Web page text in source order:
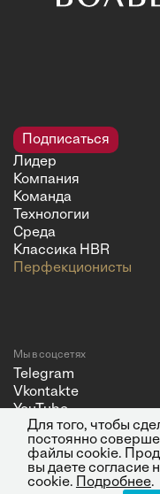
Подписаться
Лидер
Компания
Команда
Технологии
Среда
Классика HBR
Перфекционисты
Мы в соцсетях
Telegram
Vkontakte
YouTube
Для того, чтобы
постоянно
файлы cookie.
вы даете согласие
cookie.
Подробнее.